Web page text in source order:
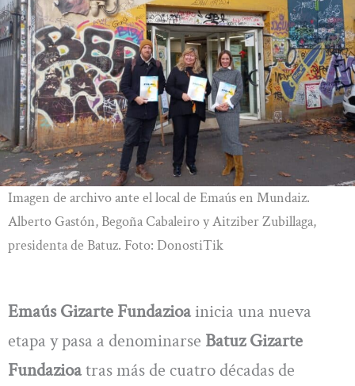
Imagen de archivo ante el local de Emaús en Mundaiz.
Alberto Gastón, Begoña Cabaleiro y Aitziber Zubillaga,
presidenta de Batuz. Foto: DonostiTik
Emaús Gizarte Fundazioainicia una nueva
etapa y pasa a denominarse Batuz Gizarte
Fundazioatras más de cuatro décadas de